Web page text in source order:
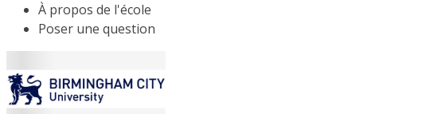
À propos de l'école
Poser une question